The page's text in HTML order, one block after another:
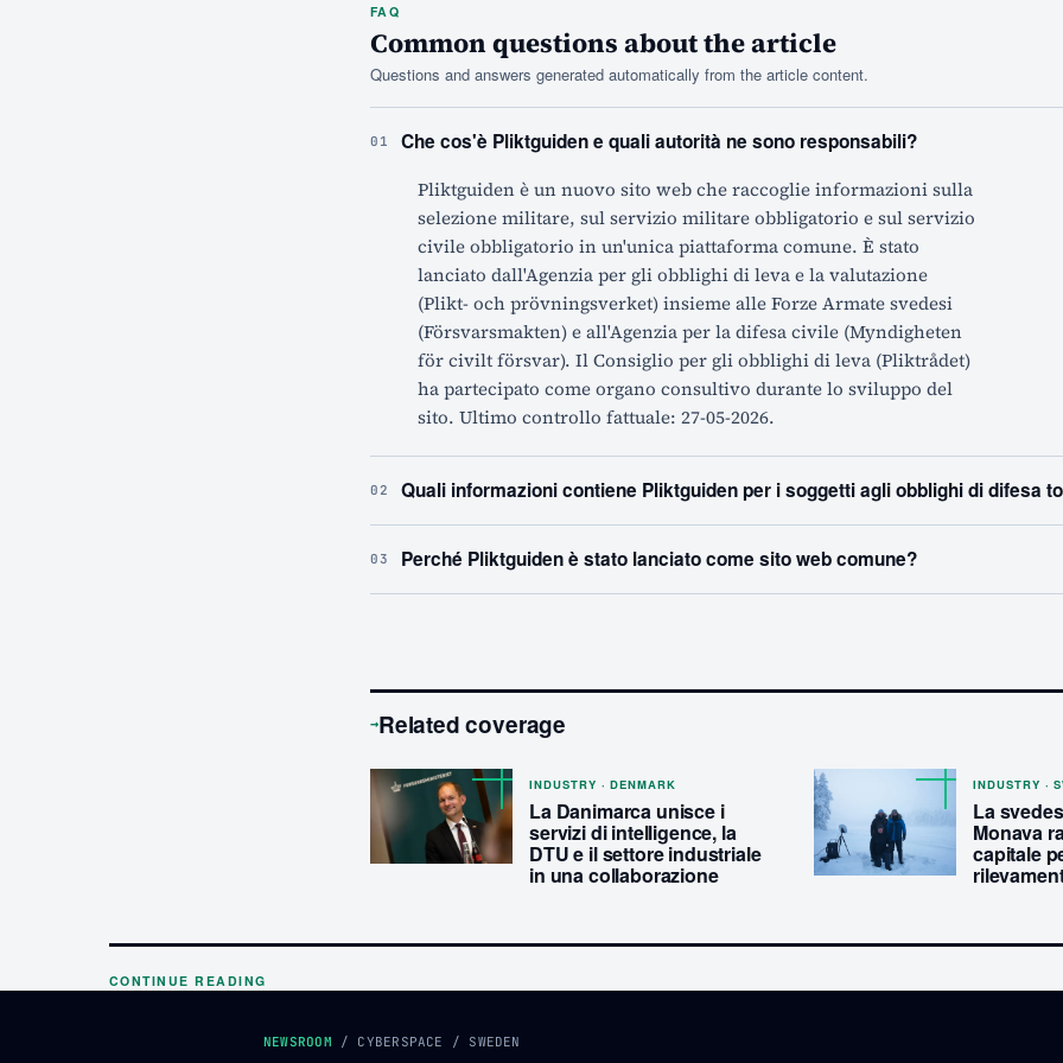
FAQ
Common questions about the article
Questions and answers generated automatically from the article content.
01 Che cos'è Pliktguiden e quali autorità ne sono responsabili?
Pliktguiden è un nuovo sito web che raccoglie informazioni sulla
selezione militare, sul servizio militare obbligatorio e sul servizio
civile obbligatorio in un'unica piattaforma comune. È stato
lanciato dall'Agenzia per gli obblighi di leva e la valutazione
(Plikt- och prövningsverket) insieme alle Forze Armate svedesi
(Försvarsmakten) e all'Agenzia per la difesa civile (Myndigheten
för civilt försvar). Il Consiglio per gli obblighi di leva (Pliktrådet)
ha partecipato come organo consultivo durante lo sviluppo del
sito. Ultimo controllo fattuale: 27-05-2026.
02 Quali informazioni contiene Pliktguiden per i soggetti agli obblighi di difesa
03 Perché Pliktguiden è stato lanciato come sito web comune?
→Related coverage
INDUSTRY · DENMARK
La Danimarca unisce i
servizi di intelligence, la
DTU e il settore industriale
in una collaborazione
INDUSTRY ·
La
Monava
capitale
CONTINUE READING
NEWSROOM / CYBERSPACE / SWEDEN